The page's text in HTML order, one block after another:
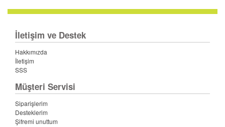
İletişim ve Destek
Hakkımızda
İletişim
SSS
Müşteri Servisi
Siparişlerim
Desteklerim
Şifremi unuttum